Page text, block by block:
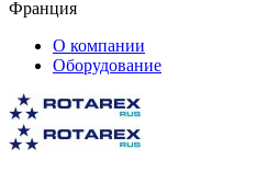
Франция
О компании
Оборудование